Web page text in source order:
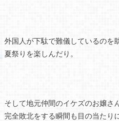
外国人が下駄で難儀しているのを
夏祭りを楽しんだり。
そして地元仲間のイケズのお嬢さ
完全敗北をする瞬間も目の当たり